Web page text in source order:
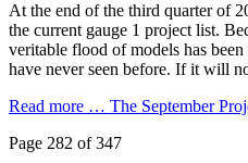
At the end of the third quarter of
the current gauge 1 project list.
veritable flood of models has
have never seen before. If it will
Read more … The September
Page 282 of 347